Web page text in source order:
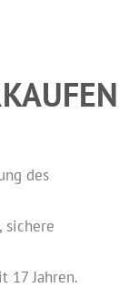
des
sichere
17 Jahren.